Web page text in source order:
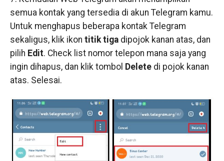
semua kontak yang tersedia di akun Telegram kamu.
Untuk menghapus beberapa kontak Telegram
sekaligus, klik ikon titik tigadipojok kanan atas, dan
pilih Edit. Check list nomor telepon mana saja yang
ingin dihapus, dan klik tombol Deletedi pojok kanan
atas. Selesai.